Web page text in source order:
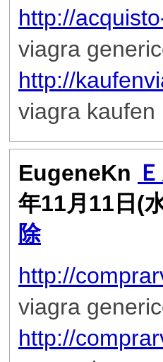
http://
viagra
http://
viagra kaufen
EugeneKn
年11月11日(
除
http://
viagra
http://